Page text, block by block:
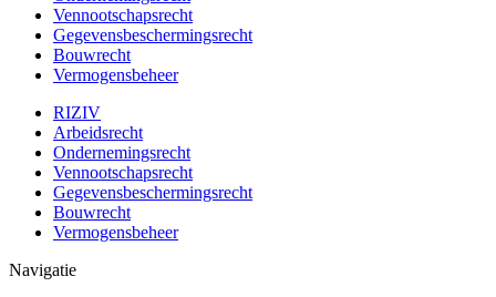
Vennootschapsrecht
Gegevensbeschermingsrecht
Bouwrecht
Vermogensbeheer
RIZIV
Arbeidsrecht
Ondernemingsrecht
Vennootschapsrecht
Gegevensbeschermingsrecht
Bouwrecht
Vermogensbeheer
Navigatie